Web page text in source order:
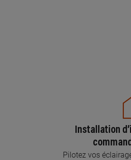
Installation
Pilotez vos